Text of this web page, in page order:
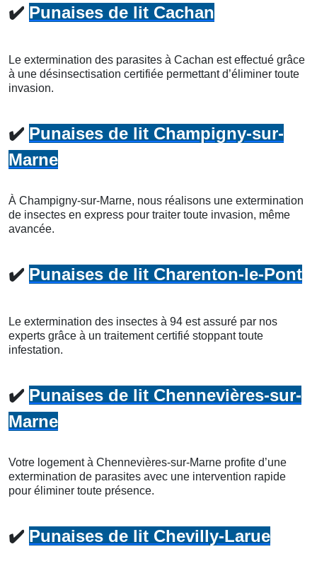
✔️ Punaises de lit Cachan
Le extermination des parasites à Cachan est effectué grâce
à une désinsectisation certifiée permettant d’éliminer toute
invasion.
✔️ Punaises de lit Champigny-sur-
Marne
À Champigny-sur-Marne, nous réalisons une extermination
de insectes en express pour traiter toute invasion, même
avancée.
✔️ Punaises de lit Charenton-le-Pont
Le extermination des insectes à 94 est assuré par nos
experts grâce à un traitement certifié stoppant toute
infestation.
✔️ Punaises de lit Chennevières-sur-
Marne
Votre logement à Chennevières-sur-Marne profite d’une
extermination de parasites avec une intervention rapide
pour éliminer toute présence.
✔️ Punaises de lit Chevilly-Larue